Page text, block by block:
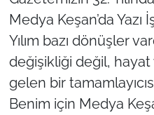
Medya Keşan’da
Yılım bazı dönüşler
değişikliği değil,
gelen bir
Benim için Medya
Bölge
Güvenlik
Genel